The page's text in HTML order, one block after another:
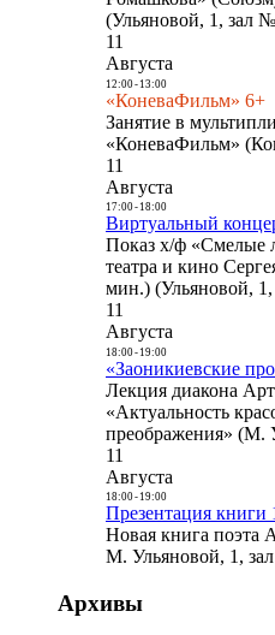
(Ульяновой, 1, зал
11
Августа
12:00- 13:00
«КоневаФильм» 6+
Занятие в
«КоневаФильм»
11
Августа
17:00- 18:00
Виртуальный
Показ х/ф «Смелые
театра и кино
мин.) (Ульяновой,
11
Августа
18:00- 19:00
«Заоникиевские
Лекция диакона
«Актуальность
преображения» (М.
11
Августа
18:00- 19:00
Презентация книги
Новая книга поэта
М. Ульяновой, 1,
Архивы